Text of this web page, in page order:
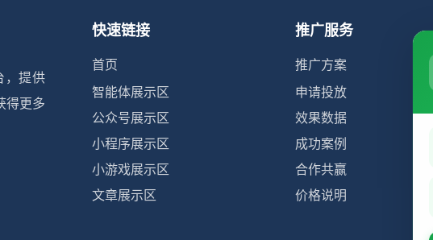
，提供
得更多
快速链接
首页
智能体展示区
公众号展示区
小程序展示区
小游戏展示区
文章展示区
推广服务
推广方案
申请投放
效果数据
成功案例
合作共赢
价格说明